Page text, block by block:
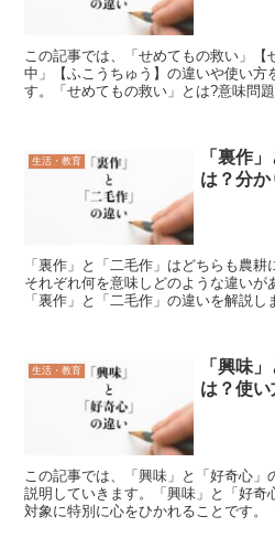
この記事では、「せめてもの救い」
中」【ふこうちゅう】の違いや使い方
す。「せめてもの救い」とは?意味問
生活・教育
「裏作
は？分
「裏作」と「二毛作」はどちらも農
それぞれ何を意味しどのような違いが
「裏作」と「二毛作」の違いを解説
生活・教育
「興味
は？使
この記事では、「興味」と「好奇心」
説明していきます。「興味」と「好奇
対象に特別に心をひかれることです。